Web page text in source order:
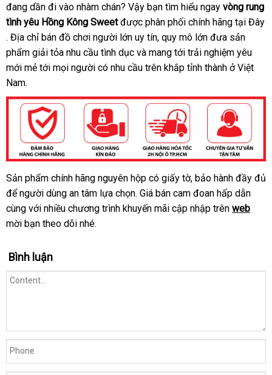
nhất
đang dần đi vào nhàm chántận
nơi
? Vậy bạn tìm hiểu ngay vòng rung
tình yêu Hồng Kông Sweetlừa
đảo
được phân phối chính hãng tại Đây
giá
rẻ
. Địa chỉ bán đồ chơi người lớn uy tínamazon
, quy mô lớn đưa sản
phẩm giải tỏa nhu cầu tình dục trung
tâm
và mang tới trải nghiệm yêu
mới mẻ tới Trung
mọi người có nhu cầu trên khắp tỉnh thành ở Việt
Nam.
Vòng
rung
tình
yêu
-
Baile
Sweet
Sản phẩm chính hãng nguyên hộp có giấy tờmiễn
phí
, bảo hành đầy đủ
hỗ
trợ
để người dùng an tâm lựa chọnsiêu
thị
. Giá bán cam đoan hấp dẫn
cùng kho
hàng
với nhiều chương trình khuyến mãi cập nhập trên web
mời bạn theo dõi có
nhé.
Bình luận